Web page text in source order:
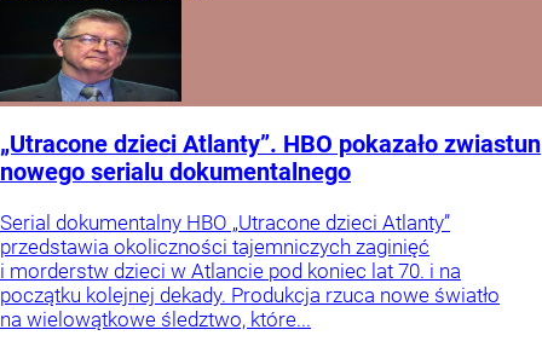
„Utracone dzieci Atlanty”. HBO pokazało zwiastun
nowego serialu dokumentalnego
Serial dokumentalny HBO „Utracone dzieci Atlanty”
przedstawia okoliczności tajemniczych zaginięć
i morderstw dzieci w Atlancie pod koniec lat 70. i na
początku kolejnej dekady. Produkcja rzuca nowe światło
na wielowątkowe śledztwo, które...